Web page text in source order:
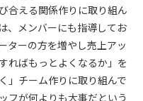
合える関係作りに取り組ん
、メンバーにも指導してお
ターの方を増やし売上アッ
ればもっとよくなるか」を
」チーム作りに取り組んで
フが何よりも大事だという